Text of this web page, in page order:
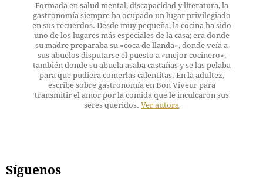
Formada en salud mental, discapacidad y literatura, la
gastronomía siempre ha ocupado un lugar privilegiado
en sus recuerdos. Desde muy pequeña, la cocina ha sido
uno de los lugares más especiales de la casa; era donde
su madre preparaba su «coca de llanda», donde veía a
sus abuelos disputarse el puesto a «mejor cocinero»,
también donde su abuela asaba castañas y se las pelaba
para que pudiera comerlas calentitas. En la adultez,
escribe sobre gastronomía en Bon Viveur para
transmitir el amor por la comida que le inculcaron sus
seres queridos. Ver autora
Síguenos